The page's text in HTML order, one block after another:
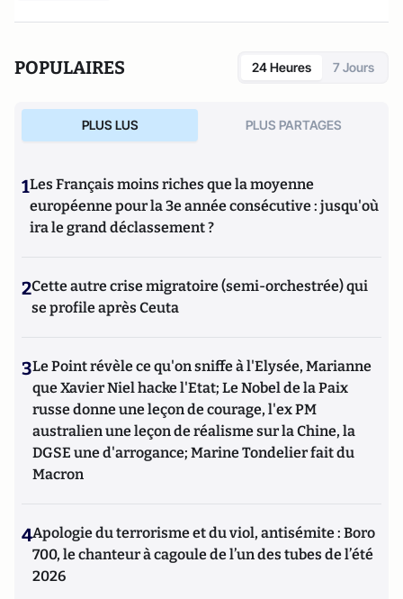
POPULAIRES 24 Heures 7 Jours
PLUS LUS PLUS PARTAGES
1Les Français moins riches que la moyenne
européenne pour la 3e année consécutive : jusqu'où
ira le grand déclassement ?
2Cette autre crise migratoire (semi-orchestrée) qui
se profile après Ceuta
3Le Point révèle ce qu'on sniffe à l'Elysée, Marianne
que Xavier Niel hacke l'Etat; Le Nobel de la Paix
russe donne une leçon de courage, l'ex PM
australien une leçon de réalisme sur la Chine, la
DGSE une d'arrogance; Marine Tondelier fait du
Macron
4Apologie du terrorisme et du viol, antisémite : Boro
700, le chanteur à cagoule de l’un des tubes de l’été
2026